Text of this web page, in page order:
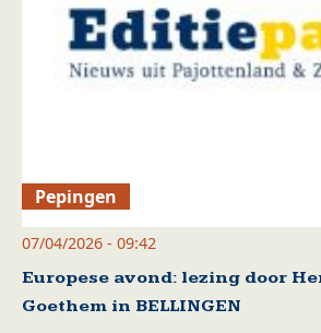
Pepingen
07/04/2026 - 09:42
Europese avond: lezing door
Goethem in BELLINGEN